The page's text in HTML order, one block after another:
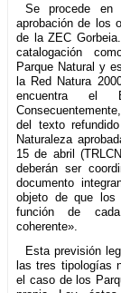
Se procede
aprobación de los
de la ZEC
catalogación
Parque Natural y
la Red Natura
encuentra el
del texto
Naturaleza
15 de abril
deberán ser
documento
objeto de que los
función de
coherente».
Esta previsión
las tres tipologías
el caso de los